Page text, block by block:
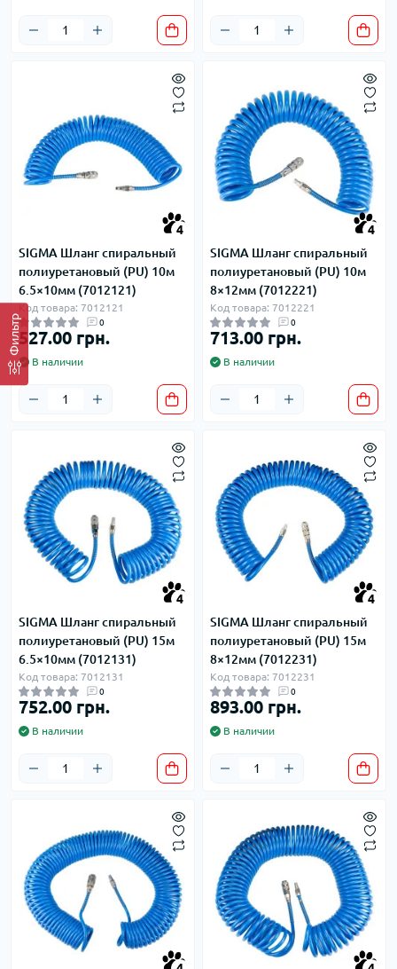
Фильтр
4
SIGMA Шланг спиральный
полиуретановый (PU) 10м
6.5×10мм (7012121)
Код товара: 7012121
0
527.00 грн.
В наличии
4
SIGMA Шланг спиральный
полиуретановый (PU) 10м
8×12мм (7012221)
Код товара: 7012221
0
713.00 грн.
В наличии
4
SIGMA Шланг спиральный
полиуретановый (PU) 15м
6.5×10мм (7012131)
Код товара: 7012131
0
752.00 грн.
В наличии
4
SIGMA Шланг спиральный
полиуретановый (PU) 15м
8×12мм (7012231)
Код товара: 7012231
0
893.00 грн.
В наличии